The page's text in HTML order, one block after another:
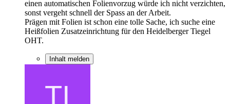
einen automatischen Folienvorzug würde ich nicht verzichten,
sonst vergeht schnell der Spass an der Arbeit.
Prägen mit Folien ist schon eine tolle Sache, ich suche eine
Heißfolien Zusatzeinrichtung für den Heidelberger Tiegel
OHT.
Inhalt melden